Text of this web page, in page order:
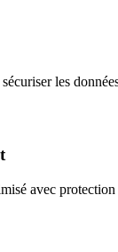
les
avec protection